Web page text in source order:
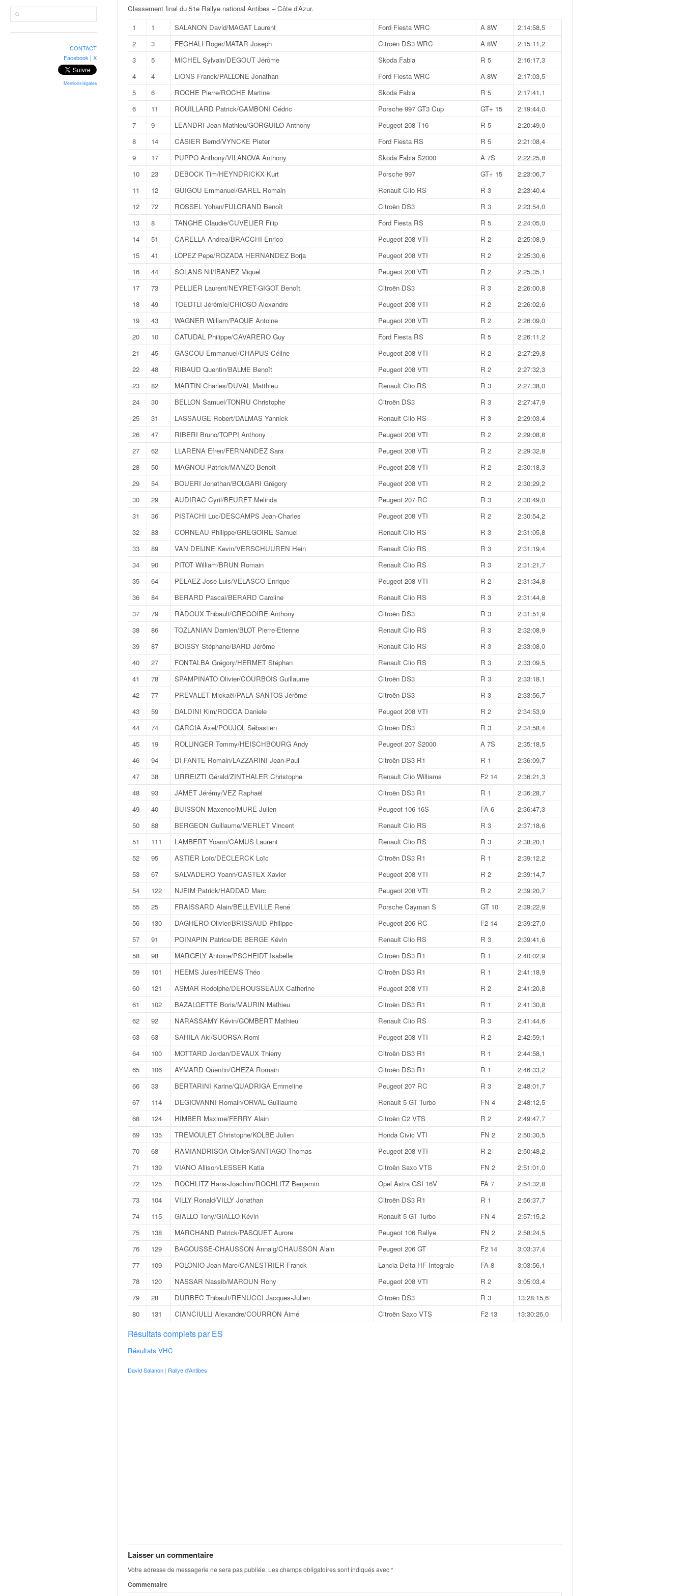
CONTACT
Facebook | X
Mentions légales
Classement final du 51e Rallye national Antibes – Côte d’Azur.
1
1 SALANON David/MAGAT Laurent Ford Fiesta WRC A 8W
2:14:58,5
2
3 FEGHALI Roger/MATAR Joseph Citroën DS3 WRC A 8W
2:15:11,2
3
5 MICHEL Sylvain/DEGOUT Jérôme Skoda Fabia R 5
2:16:17,3
4
4 LIONS Franck/PALLONE Jonathan Ford Fiesta WRC A 8W
2:17:03,5
5
6 ROCHE Pierre/ROCHE Martine Skoda Fabia R 5
2:17:41,1
6
11 ROUILLARD Patrick/GAMBONI Cédric Porsche 997 GT3 Cup GT+ 15
2:19:44,0
7
9 LEANDRI Jean-Mathieu/GORGUILO Anthony Peugeot 208 T16 R 5
2:20:49,0
8
14 CASIER Bernd/VYNCKE Pieter Ford Fiesta RS R 5
2:21:08,4
9
17 PUPPO Anthony/VILANOVA Anthony Skoda Fabia S2000 A 7S
2:22:25,8
10
23 DEBOCK Tim/HEYNDRICKX Kurt Porsche 997 GT+ 15
2:23:06,7
11
12 GUIGOU Emmanuel/GAREL Romain Renault Clio RS R 3
2:23:40,4
12
72 ROSSEL Yohan/FULCRAND Benoît Citroën DS3 R 3
2:23:54,0
13
8 TANGHE Claudie/CUVELIER Filip Ford Fiesta RS R 5
2:24:05,0
14
51 CARELLA Andrea/BRACCHI Enrico Peugeot 208 VTI R 2
2:25:08,9
15
41 LOPEZ Pepe/ROZADA HERNANDEZ Borja Peugeot 208 VTI R 2
2:25:30,6
16
44 SOLANS Nil/IBANEZ Miquel Peugeot 208 VTI R 2
2:25:35,1
17
73 PELLIER Laurent/NEYRET-GIGOT Benoît Citroën DS3 R 3
2:26:00,8
18
49 TOEDTLI Jérémie/CHIOSO Alexandre Peugeot 208 VTI R 2
2:26:02,6
19
43 WAGNER William/PAQUE Antoine Peugeot 208 VTI R 2
2:26:09,0
20
10 CATUDAL Philippe/CAVARERO Guy Ford Fiesta RS R 5
2:26:11,2
21
45 GASCOU Emmanuel/CHAPUS Céline Peugeot 208 VTI R 2
2:27:29,8
22
48 RIBAUD Quentin/BALME Benoît Peugeot 208 VTI R 2
2:27:32,3
23
82 MARTIN Charles/DUVAL Matthieu Renault Clio RS R 3
2:27:38,0
24
30 BELLON Samuel/TONRU Christophe Citroën DS3 R 3
2:27:47,9
25
31 LASSAUGE Robert/DALMAS Yannick Renault Clio RS R 3
2:29:03,4
26
47 RIBERI Bruno/TOPPI Anthony Peugeot 208 VTI R 2
2:29:08,8
27
62 LLARENA Efren/FERNANDEZ Sara Peugeot 208 VTI R 2
2:29:32,8
28
50 MAGNOU Patrick/MANZO Benoît Peugeot 208 VTI R 2
2:30:18,3
29
54 BOUERI Jonathan/BOLGARI Grégory Peugeot 208 VTI R 2
2:30:29,2
30
29 AUDIRAC Cyril/BEURET Melinda Peugeot 207 RC R 3
2:30:49,0
31
36 PISTACHI Luc/DESCAMPS Jean-Charles Peugeot 208 VTI R 2
2:30:54,2
32
83 CORNEAU Philippe/GREGOIRE Samuel Renault Clio RS R 3
2:31:05,8
33
89 VAN DEIJNE Kevin/VERSCHUUREN Hein Renault Clio RS R 3
2:31:19,4
34
90 PITOT William/BRUN Romain Renault Clio RS R 3
2:31:21,7
35
64 PELAEZ Jose Luis/VELASCO Enrique Peugeot 208 VTI R 2
2:31:34,8
36
84 BERARD Pascal/BERARD Caroline Renault Clio RS R 3
2:31:44,8
37
79 RADOUX Thibault/GREGOIRE Anthony Citroën DS3 R 3
2:31:51,9
38
86 TOZLANIAN Damien/BLOT Pierre-Etienne Renault Clio RS R 3
2:32:08,9
39
87 BOISSY Stéphane/BARD Jérôme Renault Clio RS R 3
2:33:08,0
40
27 FONTALBA Grégory/HERMET Stéphan Renault Clio RS R 3
2:33:09,5
41
78 SPAMPINATO Olivier/COURBOIS Guillaume Citroën DS3 R 3
2:33:18,1
42
77 PREVALET Mickaël/PALA SANTOS Jérôme Citroën DS3 R 3
2:33:56,7
43
59 DALDINI Kim/ROCCA Daniele Peugeot 208 VTI R 2
2:34:53,9
44
74 GARCIA Axel/POUJOL Sébastien Citroën DS3 R 3
2:34:58,4
45
19 ROLLINGER Tommy/HEISCHBOURG Andy Peugeot 207 S2000 A 7S
2:35:18,5
46
94 DI FANTE Romain/LAZZARINI Jean-Paul Citroën DS3 R1 R 1
2:36:09,7
47
38 URREIZTI Gérald/ZINTHALER Christophe Renault Clio Williams F2 14
2:36:21,3
48
93 JAMET Jérémy/VEZ Raphaël Citroën DS3 R1 R 1
2:36:28,7
49
40 BUISSON Maxence/MURE Julien Peugeot 106 16S FA 6
2:36:47,3
50
88 BERGEON Guillaume/MERLET Vincent Renault Clio RS R 3
2:37:18,6
51
111 LAMBERT Yoann/CAMUS Laurent Renault Clio RS R 3
2:38:20,1
52
95 ASTIER Loïc/DECLERCK Loïc Citroën DS3 R1 R 1
2:39:12,2
53
67 SALVADERO Yoann/CASTEX Xavier Peugeot 208 VTI R 2
2:39:14,7
54
122 NJEIM Patrick/HADDAD Marc Peugeot 208 VTI R 2
2:39:20,7
55
25 FRAISSARD Alain/BELLEVILLE René Porsche Cayman S GT 10
2:39:22,9
56
130 DAGHERO Olivier/BRISSAUD Philippe Peugeot 206 RC F2 14
2:39:27,0
57
91 POINAPIN Patrice/DE BERGE Kévin Renault Clio RS R 3
2:39:41,6
58
98 MARGELY Antoine/PSCHEIDT Isabelle Citroën DS3 R1 R 1
2:40:02,9
59
101 HEEMS Jules/HEEMS Théo Citroën DS3 R1 R 1
2:41:18,9
60
121 ASMAR Rodolphe/DEROUSSEAUX Catherine Peugeot 208 VTI R 2
2:41:20,8
61
102 BAZALGETTE Boris/MAURIN Mathieu Citroën DS3 R1 R 1
2:41:30,8
62
92 NARASSAMY Kévin/GOMBERT Mathieu Renault Clio RS R 3
2:41:44,6
63
63 SAHILA Aki/SUORSA Romi Peugeot 208 VTI R 2
2:42:59,1
64
100 MOTTARD Jordan/DEVAUX Thierry Citroën DS3 R1 R 1
2:44:58,1
65
106 AYMARD Quentin/GHEZA Romain Citroën DS3 R1 R 1
2:46:33,2
66
33 BERTARINI Karine/QUADRIGA Emmeline Peugeot 207 RC R 3
2:48:01,7
67
114 DEGIOVANNI Romain/ORVAL Guillaume Renault 5 GT Turbo FN 4
2:48:12,5
68
124 HIMBER Maxime/FERRY Alain Citroën C2 VTS R 2
2:49:47,7
69
135 TREMOULET Christophe/KOLBE Julien Honda Civic VTI FN 2
2:50:30,5
70
68 RAMIANDRISOA Olivier/SANTIAGO Thomas Peugeot 208 VTI R 2
2:50:48,2
71
139 VIANO Allison/LESSER Katia Citroën Saxo VTS FN 2
2:51:01,0
72
125 ROCHLITZ Hans-Joachim/ROCHLITZ Benjamin Opel Astra GSI 16V FA 7
2:54:32,8
73
104 VILLY Ronald/VILLY Jonathan Citroën DS3 R1 R 1
2:56:37,7
74
115 GIALLO Tony/GIALLO Kévin Renault 5 GT Turbo FN 4
2:57:15,2
75
138 MARCHAND Patrick/PASQUET Aurore Peugeot 106 Rallye FN 2
2:58:24,5
76
129 BAGOUSSE-CHAUSSON Annaig/CHAUSSON Alain Peugeot 206 GT F2 14
3:03:37,4
77
109 POLONIO Jean-Marc/CANESTRIER Franck Lancia Delta HF Integrale FA 8
3:03:56,1
78
120 NASSAR Nassib/MAROUN Rony Peugeot 208 VTI R 2
3:05:03,4
79
28 DURBEC Thibault/RENUCCI Jacques-Julien Citroën DS3 R 3
13:28:15,6
80
131 CIANCIULLI Alexandre/COURRON Aimé Citroën Saxo VTS F2 13 13:30:26,0
Résultats complets par ES
Résultats VHC
David Salanon | Rallye d'Antibes
Laisser un commentaire
Votre adresse de messagerie ne sera pas publiée. Les champs obligatoires sont indiqués avec*
Commentaire